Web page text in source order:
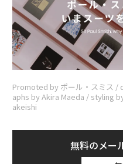
Promoted by ポール・スミス
aphs by Akira Maeda / styling
akeishi
無料のメー